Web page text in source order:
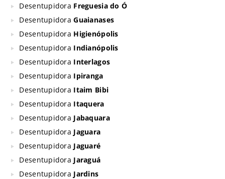
Desentupidora Freguesia do Ó
DesentupidoraGuaianases
Desentupidora Higienópolis
Desentupidora Indianópolis
Desentupidora Interlagos
Desentupidora Ipiranga
Desentupidora Itaim Bibi
Desentupidora Itaquera
Desentupidora Jabaquara
Desentupidora Jaguara
Desentupidora Jaguaré
Desentupidora Jaraguá
Desentupidora Jardins